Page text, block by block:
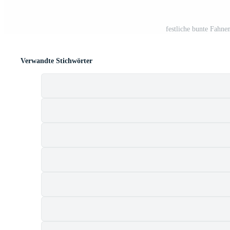
festliche bunte
Verwandte Stichwörter